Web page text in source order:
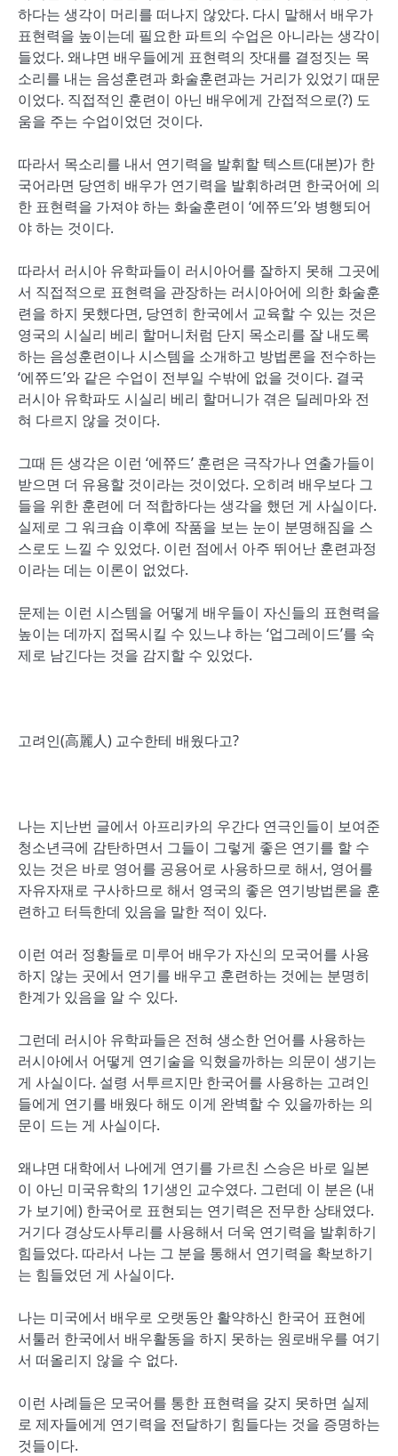
하다는 생각이 머리를 떠나지 않았다. 다시 말해서 배우가
표현력을 높이는데 필요한 파트의 수업은 아니라는 생각이
들었다. 왜냐면 배우들에게 표현력의 잣대를 결정짓는 목
소리를 내는 음성훈련과 화술훈련과는 거리가 있었기 때문
이었다. 직접적인 훈련이 아닌 배우에게 간접적으로(?) 도
움을 주는 수업이었던 것이다.
따라서 목소리를 내서 연기력을 발휘할 텍스트(대본)가 한
국어라면 당연히 배우가 연기력을 발휘하려면 한국어에 의
한 표현력을 가져야 하는 화술훈련이 ‘에쮸드’와 병행되어
야 하는 것이다.
따라서 러시아 유학파들이 러시아어를 잘하지 못해 그곳에
서 직접적으로 표현력을 관장하는 러시아어에 의한 화술훈
련을 하지 못했다면, 당연히 한국에서 교육할 수 있는 것은
영국의 시실리 베리 할머니처럼 단지 목소리를 잘 내도록
하는 음성훈련이나 시스템을 소개하고 방법론을 전수하는
‘에쮸드’와 같은 수업이 전부일 수밖에 없을 것이다. 결국
러시아 유학파도 시실리 베리 할머니가 겪은 딜레마와 전
혀 다르지 않을 것이다.
그때 든 생각은 이런 ‘에쮸드’ 훈련은 극작가나 연출가들이
받으면 더 유용할 것이라는 것이었다. 오히려 배우보다 그
들을 위한 훈련에 더 적합하다는 생각을 했던 게 사실이다.
실제로 그 워크숍 이후에 작품을 보는 눈이 분명해짐을 스
스로도 느낄 수 있었다. 이런 점에서 아주 뛰어난 훈련과정
이라는 데는 이론이 없었다.
문제는 이런 시스템을 어떻게 배우들이 자신들의 표현력을
높이는 데까지 접목시킬 수 있느냐 하는 ‘업그레이드’를 숙
제로 남긴다는 것을 감지할 수 있었다.
고려인(高麗人) 교수한테 배웠다고?
나는 지난번 글에서 아프리카의 우간다 연극인들이 보여준
청소년극에 감탄하면서 그들이 그렇게 좋은 연기를 할 수
있는 것은 바로 영어를 공용어로 사용하므로 해서, 영어를
자유자재로 구사하므로 해서 영국의 좋은 연기방법론을 훈
련하고 터득한데 있음을 말한 적이 있다.
이런 여러 정황들로 미루어 배우가 자신의 모국어를 사용
하지 않는 곳에서 연기를 배우고 훈련하는 것에는 분명히
한계가 있음을 알 수 있다.
그런데 러시아 유학파들은 전혀 생소한 언어를 사용하는
러시아에서 어떻게 연기술을 익혔을까하는 의문이 생기는
게 사실이다. 설령 서투르지만 한국어를 사용하는 고려인
들에게 연기를 배웠다 해도 이게 완벽할 수 있을까하는 의
문이 드는 게 사실이다.
왜냐면 대학에서 나에게 연기를 가르친 스승은 바로 일본
이 아닌 미국유학의 1기생인 교수였다. 그런데 이 분은 (내
가 보기에) 한국어로 표현되는 연기력은 전무한 상태였다.
거기다 경상도사투리를 사용해서 더욱 연기력을 발휘하기
힘들었다. 따라서 나는 그 분을 통해서 연기력을 확보하기
는 힘들었던 게 사실이다.
나는 미국에서 배우로 오랫동안 활약하신 한국어 표현에
서툴러 한국에서 배우활동을 하지 못하는 원로배우를 여기
서 떠올리지 않을 수 없다.
이런 사례들은 모국어를 통한 표현력을 갖지 못하면 실제
로 제자들에게 연기력을 전달하기 힘들다는 것을 증명하는
것들이다.